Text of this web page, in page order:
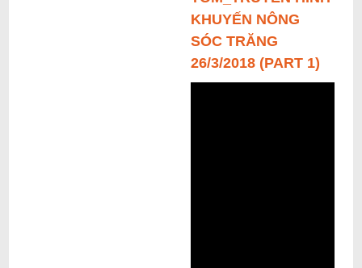
KHUYẾN NÔNG
SÓC TRĂNG
26/3/2018 (PART 1)